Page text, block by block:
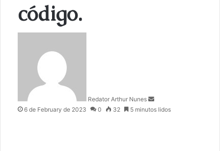
código.
Redator Arthur Nunes
m
6 de February de 2023 0 32 5 minutos lidos